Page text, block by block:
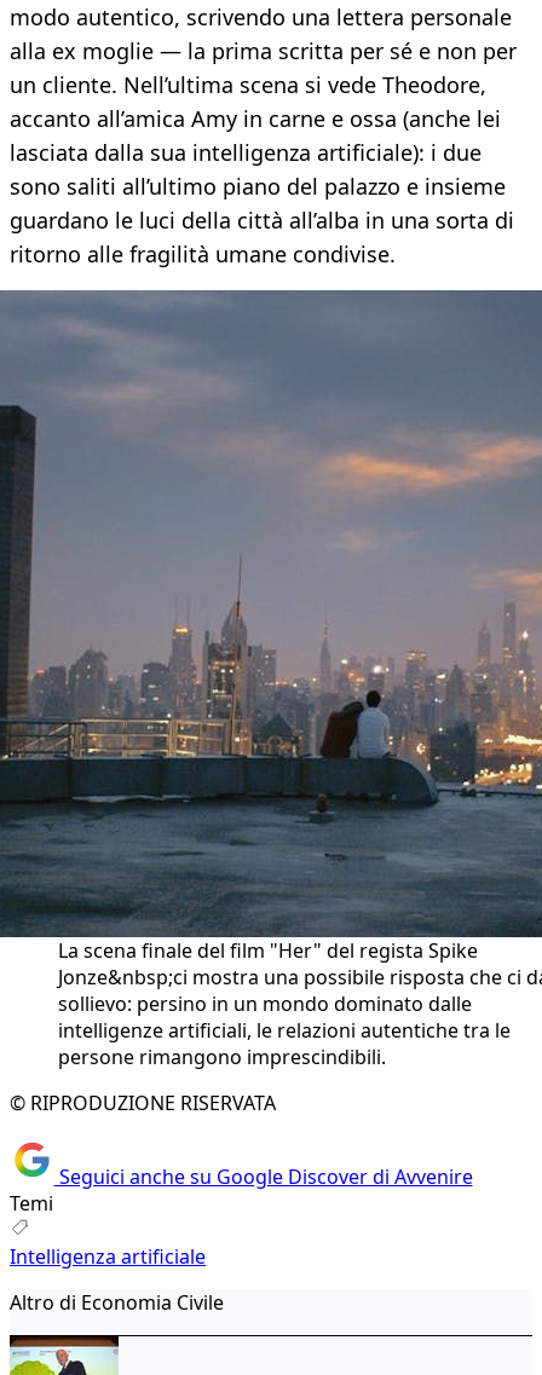
modo autentico, scrivendo una lettera personale
alla ex moglie — la prima scritta per sé e non per
un cliente. Nell’ultima scena si vede Theodore,
accanto all’amica Amy in carne e ossa (anche lei
lasciata dalla sua intelligenza artificiale): i due
sono saliti all’ultimo piano del palazzo e insieme
guardano le luci della città all’alba in una sorta di
ritorno alle fragilità umane condivise.
La scena finale del film "Her" del regista Spike
Jonze&nbsp;ci mostra una possibile risposta che ci
sollievo: persino in un mondo dominato dalle
intelligenze artificiali, le relazioni autentiche tra le
persone rimangono imprescindibili.
© RIPRODUZIONE RISERVATA
Seguici anche su Google Discover di Avvenire
Temi
Intelligenza artificiale
Altro di Economia Civile